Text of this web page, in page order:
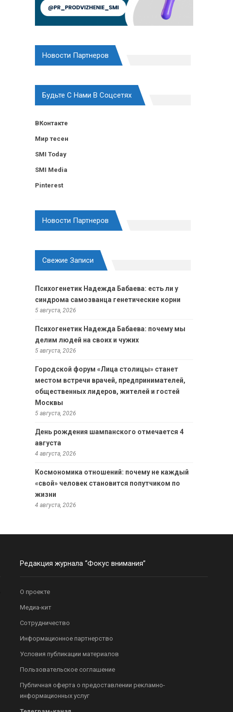
Новости Партнеров
Будьте С Нами В Соцсетях
ВКонтакте
Мир тесен
SMI Today
SMI Media
Pinterest
Новости Партнеров
Свежие Записи
Психогенетик Надежда Бабаева: есть ли у
синдрома самозванца генетические корни
5 августа, 2026
Психогенетик Надежда Бабаева: почему мы
делим людей на своих и чужих
5 августа, 2026
Городской форум «Лица столицы» станет
местом встречи врачей, предпринимателей,
общественных лидеров, жителей и гостей
Москвы
5 августа, 2026
День рождения шампанского отмечается 4
августа
4 августа, 2026
Космономика отношений: почему не каждый
«свой» человек становится попутчиком по
жизни
4 августа, 2026
Редакция журнала “Фокус внимания”
О проекте
Медиа-кит
Сотрудничество
Информационное партнерство
Условия публикации материалов
Пользовательское соглашение
Публичная оферта о предоставлении рекламно-
информационных услуг